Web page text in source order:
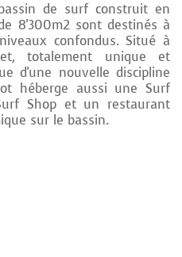
de surf construit en
8'300m2 sont destinés à
confondus. Situé à
totalement unique et
d'une nouvelle discipline
héberge aussi une Surf
Shop et un restaurant
sur le bassin.